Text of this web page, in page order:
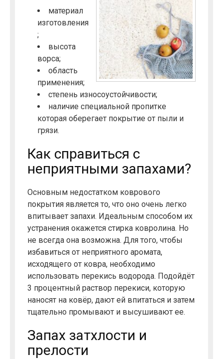
материал
изготовления
;
высота
ворса;
область
применения;
степень износоустойчивости;
наличие специальной пропитке
которая оберегает покрытие от пыли и
грязи.
Как справиться с
неприятными запахами?
Основным недостатком коврового
покрытия является то, что оно очень легко
впитывает запахи. Идеальным способом их
устранения окажется стирка ковролина. Но
не всегда она возможна. Для того, чтобы
избавиться от неприятного аромата,
исходящего от ковра, необходимо
использовать перекись водорода. Подойдёт
3 процентный раствор перекиси, которую
наносят на ковёр, дают ей впитаться и затем
тщательно промывают и высушивают ее.
Запах затхлости и
прелости